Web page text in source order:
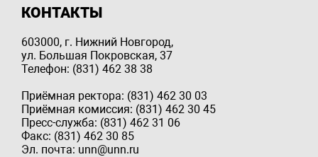
КОНТАКТЫ
603000, г. Нижний Новгород,
ул. Большая Покровская, 37
Телефон: (831) 462 38 38
Приёмная ректора: (831) 462 30 03
Приёмная комиссия: (831) 462 30 45
Пресс-служба: (831) 462 31 06
Факс: (831) 462 30 85
Эл. почта: unn@unn.ru